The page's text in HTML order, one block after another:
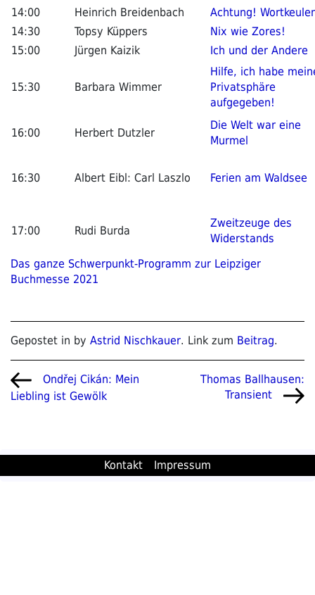
14:00
Heinrich Breidenbach
Achtung!
14:30
Topsy Küppers
Nix wie Zores!
15:00
Jürgen Kaizik Ich und der Andere
15:30 Barbara Wimmer
Hilfe, ich habe
Privatsphäre
aufgegeben!
16:00 Herbert Dutzler
Die Welt war eine
Murmel
16:30 Albert Eibl: Carl Laszlo Ferien am Waldsee
17:00 Rudi Burda
Zweitzeuge des
Widerstands
Das ganze Schwerpunkt-Programm zur Leipziger
Buchmesse 2021
Gepostet in by Astrid Nischkauer. Link zum Beitrag.
Beitragsnavigation
Vorheriger
Beitrag
Ondřej Cikán: Mein
Liebling ist Gewölk
Nächster
Beitrag
Thomas Ballhausen:
Transient
Kontakt Impressum